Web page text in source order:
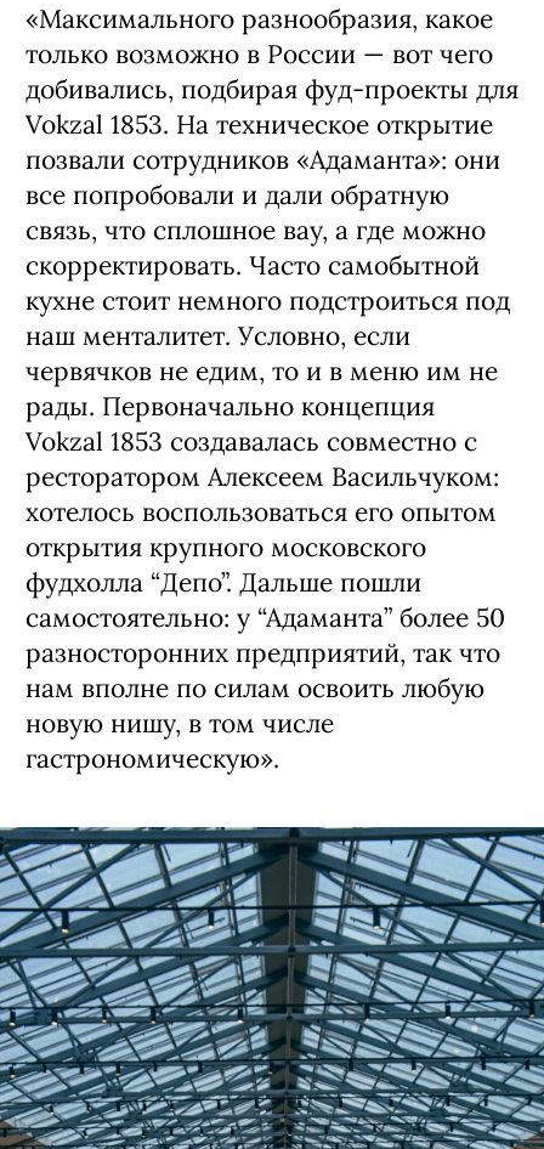
«Максимального разнообразия, какое
только возможно в России — вот чего
добивались, подбирая фуд-проекты для
Vokzal 1853. На техническое открытие
позвали сотрудников «Адаманта»: они
все попробовали и дали обратную
связь, что сплошное вау, а где можно
скорректировать. Часто самобытной
кухне стоит немного подстроиться под
наш менталитет. Условно, если
червячков не едим, то и в меню им не
рады. Первоначально концепция
Vokzal 1853 создавалась совместно с
ресторатором Алексеем Васильчуком:
хотелось воспользоваться его опытом
открытия крупного московского
фудхолла “Депо”. Дальше пошли
самостоятельно: у “Адаманта” более 50
разносторонних предприятий, так что
нам вполне по силам освоить любую
новую нишу, в том числе
гастрономическую».